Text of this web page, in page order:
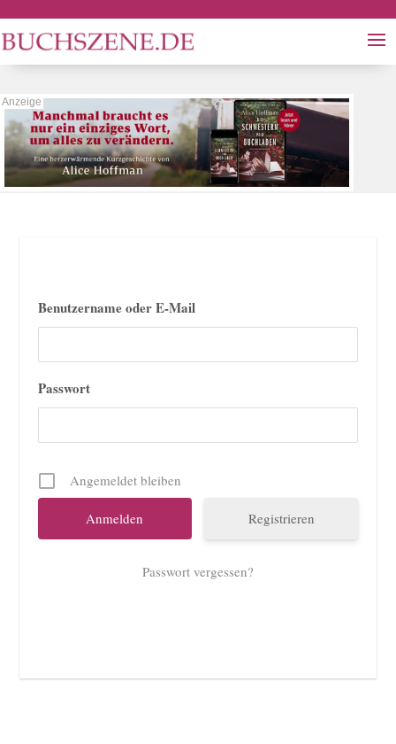
Benutzername oder E-Mail
Passwort
Angemeldet bleiben
Registrieren
Passwort vergessen?